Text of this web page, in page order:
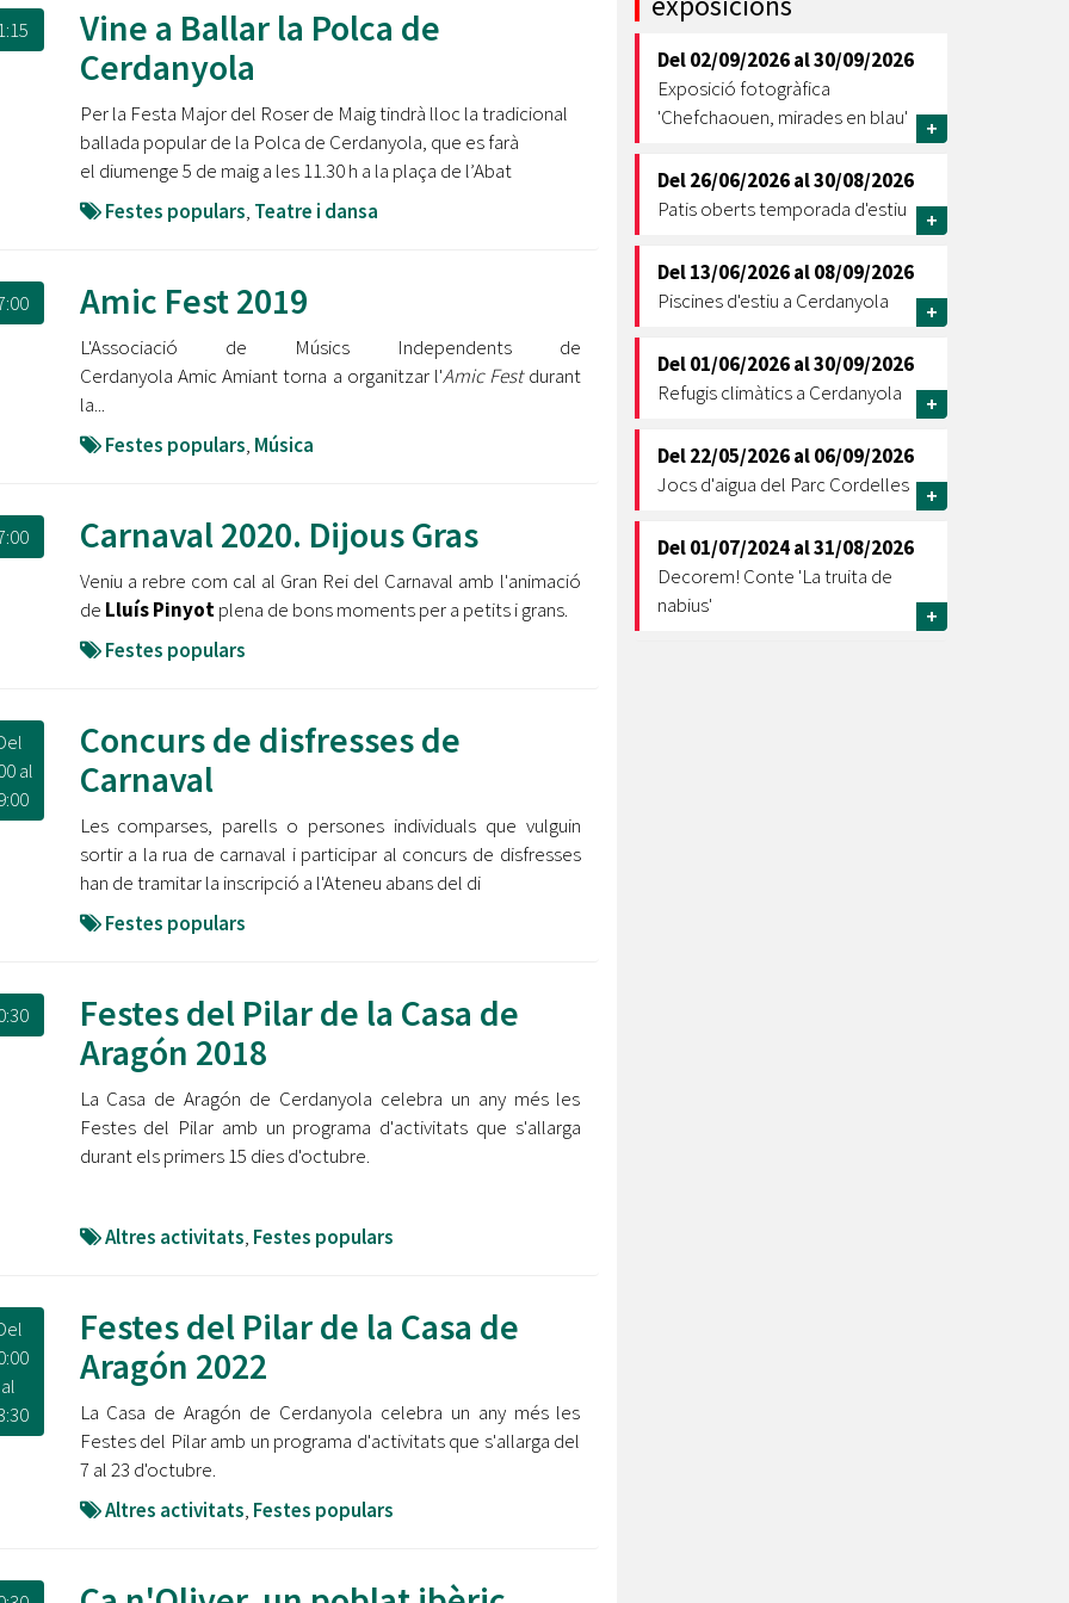
Ètica i Integritat
Retiment de Comptes
Dades Obertes
Catàleg de Serveis i Tràmits
Oberta la convocatòria d'Ajuts per a l'autoocupació
jove 2026
Cerdanyola opta a més de 5 milions d'euros del Pla de
Barris per transformar les Fontetes, Quatre Cantons i
l'entorn de l'avinguda Catalunya
El FIT presenta el cartell de la seva 16a edició i dona el
tret de sortida al festival
l'eclipsi solar
Equipaments
Mercats Municipals
Webs Municipals
Vine a Ballar la Polca de
Cerdanyola
Per la Festa Major del Roser de Maig tindrà lloc la tradicional
ballada popular de la Polca de Cerdanyola, que es farà
el diumenge 5 de maig a les 11.30 h a la plaça de l’Abat
Festes populars, Teatre i dansa
Amic Fest 2019
L'Associació de Músics Independents de
Cerdanyola Amic Amiant torna a organitzar l'Amic Festdurant
la...
Festes populars, Música
Carnaval 2020. Dijous Gras
Veniu a rebre com cal al Gran Rei del Carnaval amb l'animació
de Lluís Pinyotplena de bons moments per a petits i grans.
Festes populars
al
Concurs de disfresses de
Carnaval
Les comparses, parells o persones individuals que vulguin
sortir a la rua de carnaval i participar al concurs de disfresses
han de tramitar la inscripció a l'Ateneu abans del di
Festes populars
Festes del Pilar de la Casa de
Aragón 2018
La Casa de Aragón de Cerdanyola celebra un any més les
Festes del Pilar amb un programa d'activitats que s'allarga
durant els primers 15 dies d'octubre.
Altres activitats, Festes populars
al
Festes del Pilar de la Casa de
Aragón 2022
La Casa de Aragón de Cerdanyola celebra un any més les
Festes del Pilar amb un programa d'activitats que s'allarga del
7 al 23 d'octubre.
Altres activitats, Festes populars
Del02/09/2026al30/09/2026
Exposició fotogràfica
'Chefchaouen, mirades en blau'
+
Del26/06/2026al30/08/2026
Patis oberts temporada d'estiu
+
Del13/06/2026al08/09/2026
Piscines d'estiu a Cerdanyola
+
Del01/06/2026al30/09/2026
Refugis climàtics a Cerdanyola
+
Del22/05/2026al06/09/2026
Jocs d'aigua del Parc Cordelles
+
Del01/07/2024al31/08/2026
Decorem! Conte 'La truita de
nabius'
+